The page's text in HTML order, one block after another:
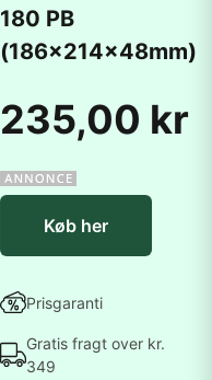
180 PB
(186x214x48mm)
235,00 kr
Køb her
Prisgaranti
Gratis fragt over kr.
349